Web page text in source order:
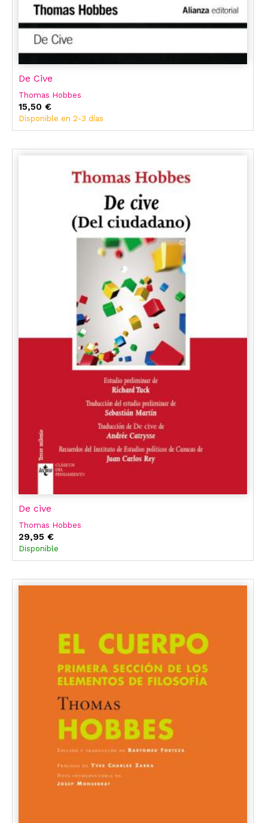
De Cive
Thomas Hobbes
15,50 €
Disponible en 2-3 días
De cive
Thomas Hobbes
29,95 €
Disponible